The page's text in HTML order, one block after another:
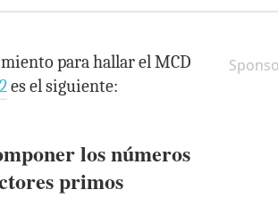
para hallar el MCD
es el siguiente:
los números
primos